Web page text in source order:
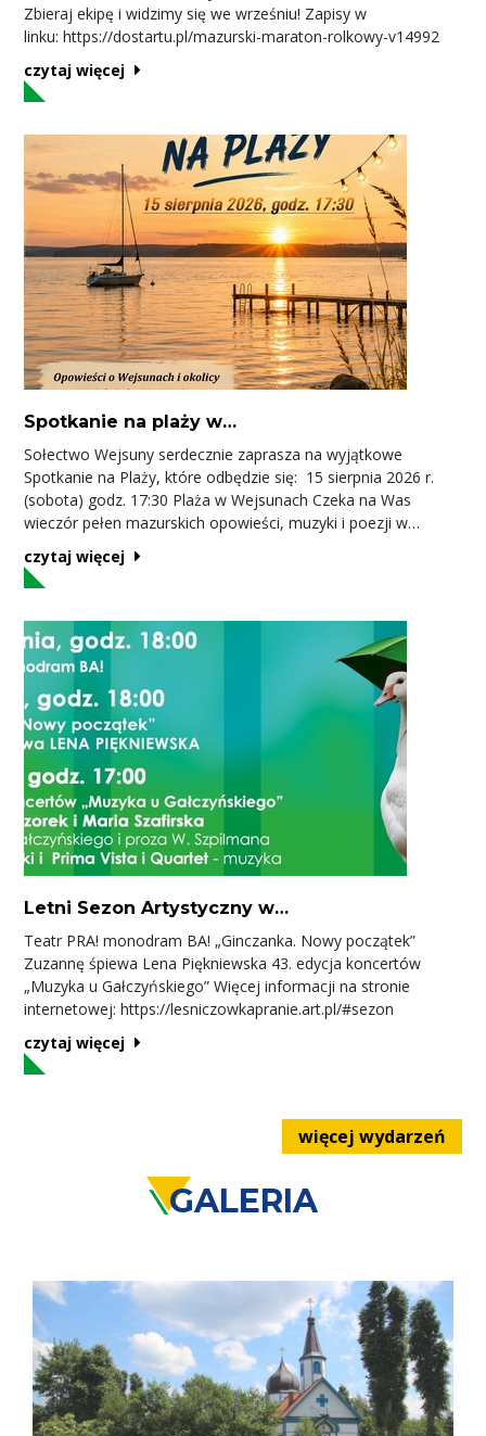
Zbieraj ekipę i widzimy się we wrześniu! Zapisy w
linku: https://dostartu.pl/mazurski-maraton-rolkowy-v14992
czytaj więcej
Spotkanie na plaży w
Sołectwo Wejsuny serdecznie zaprasza na wyjątkowe
Spotkanie na Plaży, które odbędzie się: 15 sierpnia 2026 r.
(sobota) godz. 17:30 Plaża w Wejsunach Czeka na Was
wieczór pełen mazurskich opowieści, muzyki i poezji w
niezwykłej scenerii zachodzącego słońca. W
programie: „Opowieści o Wejsunach i okolicy” – o historii i
ciekawostkach opowie Andrzej Arcimowicz, autor książki „W
duszą oglądane” w wykonaniu Zespołu MDM: Dariusz
Borkowski, Elżbieta Kmiecińska-Pawłowska, Elżbieta Gajda i
Teresa Leszczyńska (autorka prezentowanych wierszy). To
doskonała okazja, aby wspólnie spędzić letni wieczór, poznać
lokalną historię i kulturę oraz poczuć niepowtarzalny klimat
Mazur.
czytaj więcej
Letni Sezon Artystyczny w
Teatr PRA! monodram BA! „Ginczanka. Nowy początek”
Zuzannę śpiewa Lena Piękniewska 43. edycja koncertów
„Muzyka u Gałczyńskiego” Więcej informacji na stronie
internetowej: https://lesniczowkapranie.art.pl/#sezon
czytaj więcej
więcej wydarzeń
GALERIA